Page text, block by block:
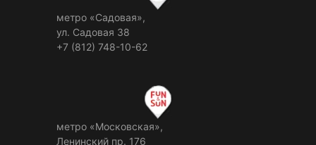
метро «Садовая»,
ул. Садовая 38
+7 (812) 748-10-62
метро «Московская»,
Ленинский пр. 176